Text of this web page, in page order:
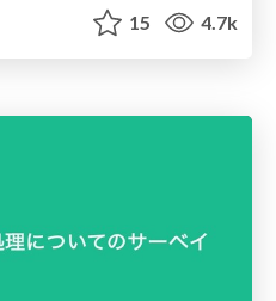
15 4.7k